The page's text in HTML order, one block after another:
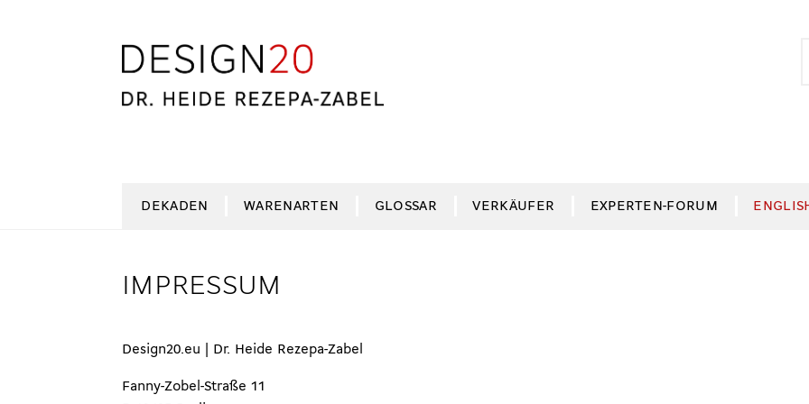
Zur
Navigation
springen
Zum
Inhalt
springen
DEKADEN WARENARTEN GLOSSAR VERKÄUFER EXPERTEN-FORUM
IMPRESSUM
Design20.eu | Dr. Heide Rezepa-Zabel
Fanny-Zobel-Straße 11